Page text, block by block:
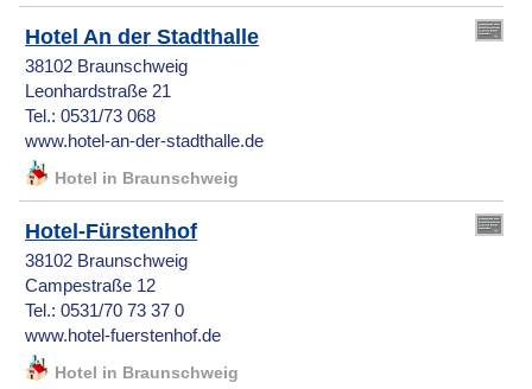
Hotel An der Stadthalle
38102 Braunschweig
Leonhardstraße 21
Tel.: 0531/73 068
www.hotel-an-der-stadthalle.de
Hotel in Braunschweig
Hotel-Fürstenhof
38102 Braunschweig
Campestraße 12
Tel.: 0531/70 73 37 0
www.hotel-fuerstenhof.de
Hotel in Braunschweig